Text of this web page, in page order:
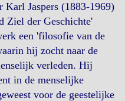
Karl Jaspers (1883-1969)
Ziel der Geschichte'
een 'filosofie van de
hij zocht naar de
verleden. Hij
in de menselijke
voor de geestelijke